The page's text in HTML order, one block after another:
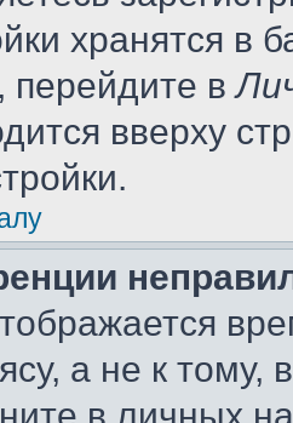
хранятся в
перейдите в
вверху
а не к тому,